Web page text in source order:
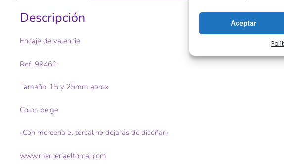
Aceptar
Descripción
Encaje de valencie
Ref. 99460
Tamaño. 15 y 25mm aprox
Color. beige
«Con mercería el torcal no dejarás de diseñar»
www.merceriaeltorcal.com